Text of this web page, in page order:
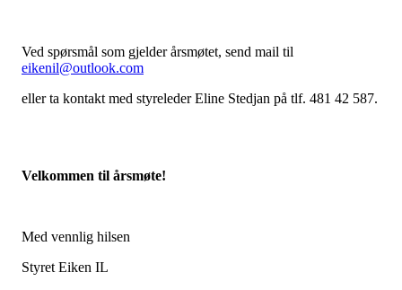
Ved spørsmål som gjelder årsmøtet, send mail til
eikenil@outlook.com
eller ta kontakt med styreleder Eline Stedjan på tlf. 481 42 587.
Velkommen til årsmøte!
Med vennlig hilsen
Styret Eiken IL